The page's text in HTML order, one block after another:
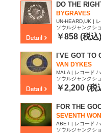
DO THE
BYGRAVES
UN-HEARD,UK |
ソウルジャンクシ
183
￥858 (税込)
I'VE GOT TO
VAN DYKES
MALA | レコード /
ソウルジャンクシ
060
￥2,200 (税
FOR THE
SEVENTH
ABET | レコード /
ソウルジャンクシ